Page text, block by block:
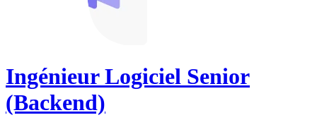
Ingénieur Logiciel Senior
(Backend)